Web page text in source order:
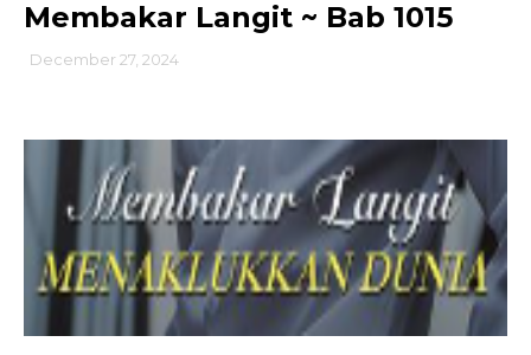
Membakar Langit ~ Bab 1015
December 27, 2024